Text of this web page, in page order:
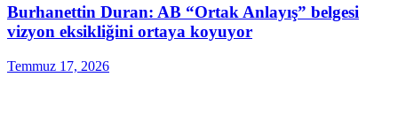
Burhanettin Duran: AB “Ortak Anlayış” belgesi
vizyon eksikliğini ortaya koyuyor
Temmuz 17, 2026